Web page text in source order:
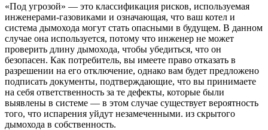
«Под угрозой» — это классификация рисков, используемая
инженерами-газовиками и означающая, что ваш котел и
система дымохода могут стать опасными в будущем. В данном
случае она используется, потому что инженер не может
проверить длину дымохода, чтобы убедиться, что он
безопасен. Как потребитель, вы имеете право отказать в
разрешении на его отключение, однако вам будет предложено
подписать документы, подтверждающие, что вы принимаете
на себя ответственность за те дефекты, которые были
выявлены в системе — в этом случае существует вероятность
того, что испарения уйдут незамеченными. из скрытого
дымохода в собственность.